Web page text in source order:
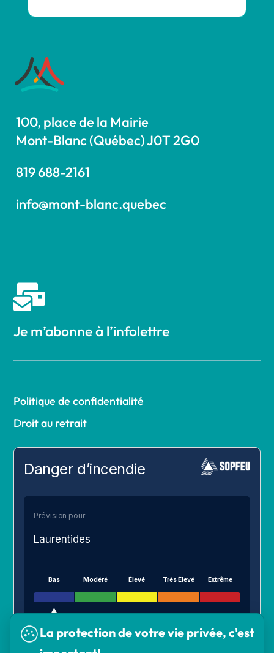
La protection de votre vie privée, c'est
100, place de la Mairie
Mont-Blanc (Québec) J0T 2G0
819 688-2161
info@mont-blanc.quebec

Je m’abonne à l’infolettre
Politique de confidentialité
Droit au retrait
Danger d’incendie
Prévision pour:
Laurentides
Bas Modéré Élevé Très Élevé Extrême